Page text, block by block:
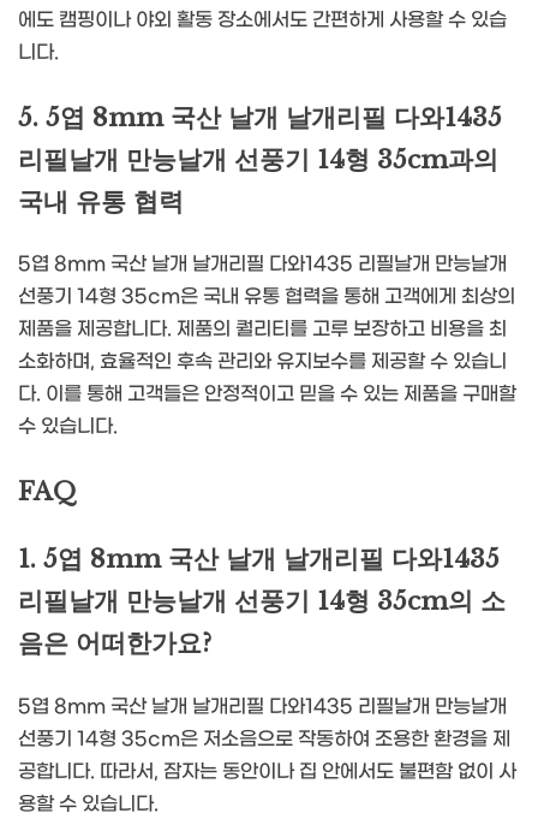
에도 캠핑이나 야외 활동 장소에서도 간편하게 사용할 수 있습
니다.
5. 5엽 8mm 국산 날개 날개리필 다와1435
리필날개 만능날개 선풍기 14형 35cm과의
국내 유통 협력
5엽 8mm 국산 날개 날개리필 다와1435 리필날개 만능날개
선풍기 14형 35cm은 국내 유통 협력을 통해 고객에게 최상의
제품을 제공합니다. 제품의 퀄리티를 고루 보장하고 비용을 최
소화하며, 효율적인 후속 관리와 유지보수를 제공할 수 있습니
다. 이를 통해 고객들은 안정적이고 믿을 수 있는 제품을 구매할
수 있습니다.
FAQ
1. 5엽 8mm 국산 날개 날개리필 다와1435
리필날개 만능날개 선풍기 14형 35cm의 소
음은 어떠한가요?
5엽 8mm 국산 날개 날개리필 다와1435 리필날개 만능날개
선풍기 14형 35cm은 저소음으로 작동하여 조용한 환경을 제
공합니다. 따라서, 잠자는 동안이나 집 안에서도 불편함 없이 사
용할 수 있습니다.